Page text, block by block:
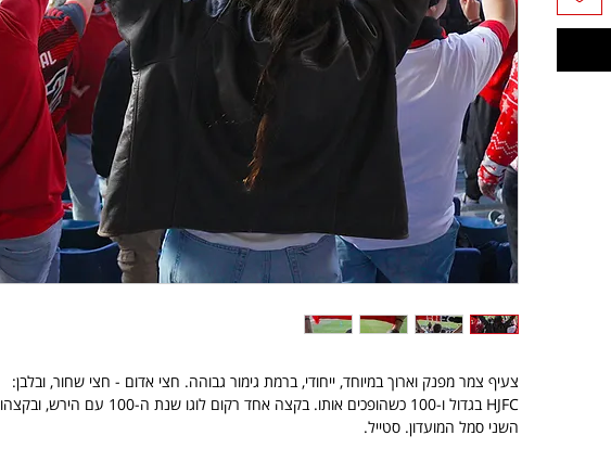
צעיף צמר מפנק וארוך במיוחד, ייחודי, ברמת גימור גבוהה. חצי אדום - חצי שחור, ובלבן:
HJFC בגדול ו-100 כשהופכים אותו. בקצה אחד רקום לוגו שנת ה-100 עם הירש, ובקצהו
השני סמל המועדון. סטייל.